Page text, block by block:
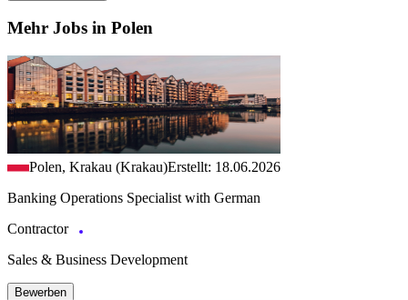
Mehr Jobs in Polen
Polen, Krakau (Krakau)Erstellt: 18.06.2026
Banking Operations Specialist with German
Contractor
Sales & Business Development
Bewerben